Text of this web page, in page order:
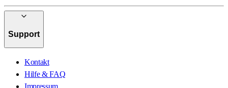
Support
Kontakt
Hilfe & FAQ
Impressum